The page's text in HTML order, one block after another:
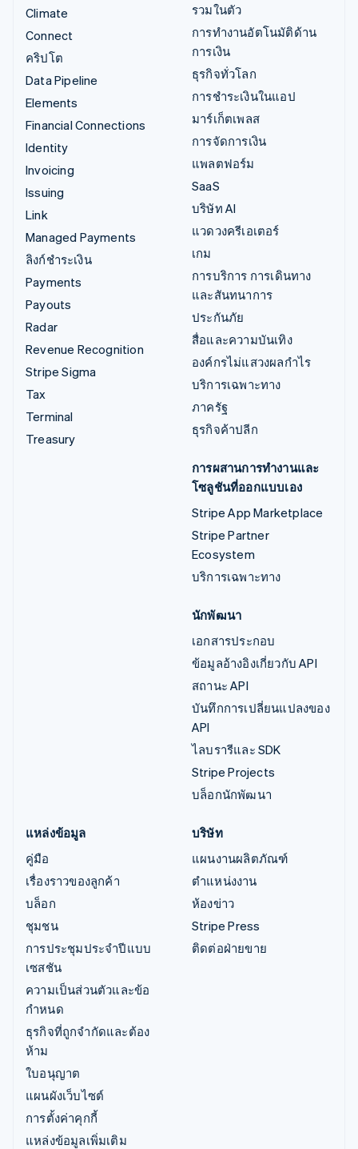
Climate
Connect
คริปโต
Data Pipeline
Elements
Financial Connections
Identity
Invoicing
Issuing
Link
Managed Payments
ลิงก์ชำระเงิน
Payments
Payouts
Radar
Revenue Recognition
Stripe Sigma
Tax
Terminal
Treasury
รวมในตัว
การทำงานอัตโนมัติด้าน
การเงิน
ธุรกิจทั่วโลก
การชำระเงินในแอป
มาร์เก็ตเพลส
การจัดการเงิน
แพลตฟอร์ม
SaaS
บริษัท AI
แวดวงครีเอเตอร์
เกม
การบริการ การเดินทาง
และสันทนาการ
ประกันภัย
สื่อและความบันเทิง
องค์กรไม่แสวงผลกำไร
บริการเฉพาะทาง
ภาครัฐ
ธุรกิจค้าปลีก
การผสานการทำงานและ
โซลูชันที่ออกแบบเอง
Stripe App Marketplace
Stripe Partner
Ecosystem
บริการเฉพาะทาง
นักพัฒนา
เอกสารประกอบ
ข้อมูลอ้างอิงเกี่ยวกับ API
สถานะ API
บันทึกการเปลี่ยนแปลงของ
API
ไลบรารีและ SDK
Stripe Projects
บล็อกนักพัฒนา
แหล่งข้อมูล
คู่มือ
เรื่องราวของลูกค้า
บล็อก
ชุมชน
การประชุมประจำปีแบบ
เซสชัน
ความเป็นส่วนตัวและข้อ
กำหนด
ธุรกิจที่ถูกจำกัดและต้อง
ห้าม
ใบอนุญาต
แผนผังเว็บไซต์
การตั้งค่าคุกกี้
แหล่งข้อมูลเพิ่มเติม
บริษัท
แผนงานผลิตภัณฑ์
ตำแหน่งงาน
ห้องข่าว
Stripe Press
ติดต่อฝ่ายขาย